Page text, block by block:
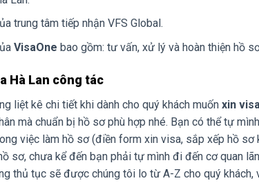
trung tâm tiếp nhận VFS Global.
VisaOne bao gồm: tư vấn, xử lý và hoàn thiện hồ
Hà Lan công tác
liệt kê chi tiết khi dành cho quý khách muốn xin
mà chuẩn bị hồ sơ phù hợp nhé. Bạn có thể tự mình
việc làm hồ sơ (điền form xin visa, sắp xếp hồ
sơ, chưa kể đến bạn phải tự mình đi đến cơ quan
thủ tục sẽ được chúng tôi lo từ A-Z cho quý